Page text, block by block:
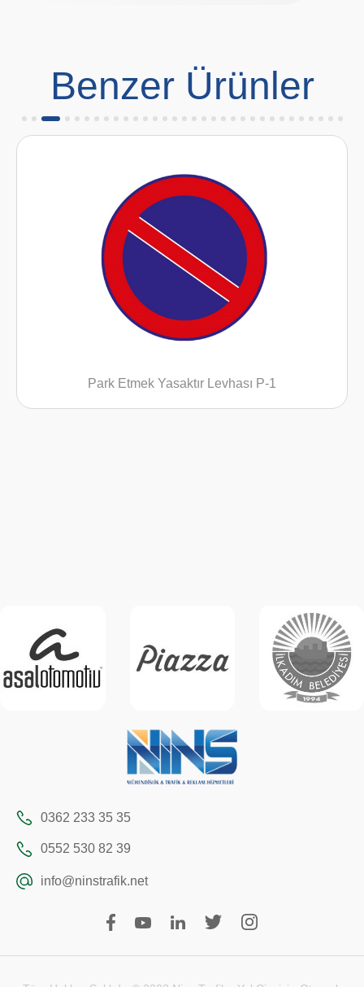
Benzer Ürünler
Park Etmek Yasaktır Levhası P-1
0362 233 35 35
0552 530 82 39
info@ninstrafik.net